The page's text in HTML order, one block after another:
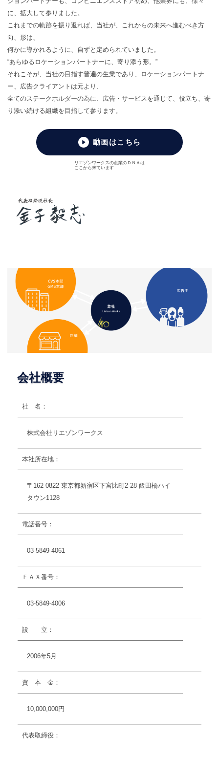
に、拡大して参りました。
これまでの軌跡を振り返れば、当社が、これからの未来へ進むべき方
向、形は、
何かに導かれるように、自ずと定められていました。
“あらゆるロケーションパートナーに、寄り添う形。”
それこそが、当社の目指す普遍の生業であり、ロケーションパートナ
ー、広告クライアントは元より、
全てのステークホルダーの為に、広告・サービスを通じて、役立ち、寄
り添い続ける組織を目指して参ります。
動画はこちら
リエゾンワークスの創業のＤＮＡは
ここから来ています
会社概要
社 名：
株式会社リエゾンワークス
本社所在地：
〒162-0822 東京都新宿区下宮比町2-28 飯田橋ハイ
タウン1128
電話番号：
03-5849-4061
ＦＡＸ番号：
03-5849-4006
設 立：
2006年5月
資 本 金：
10,000,000円
代表取締役：